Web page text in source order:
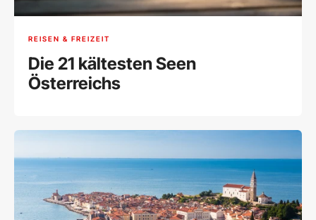
REISEN & FREIZEIT
Die 21 kältesten Seen
Österreichs